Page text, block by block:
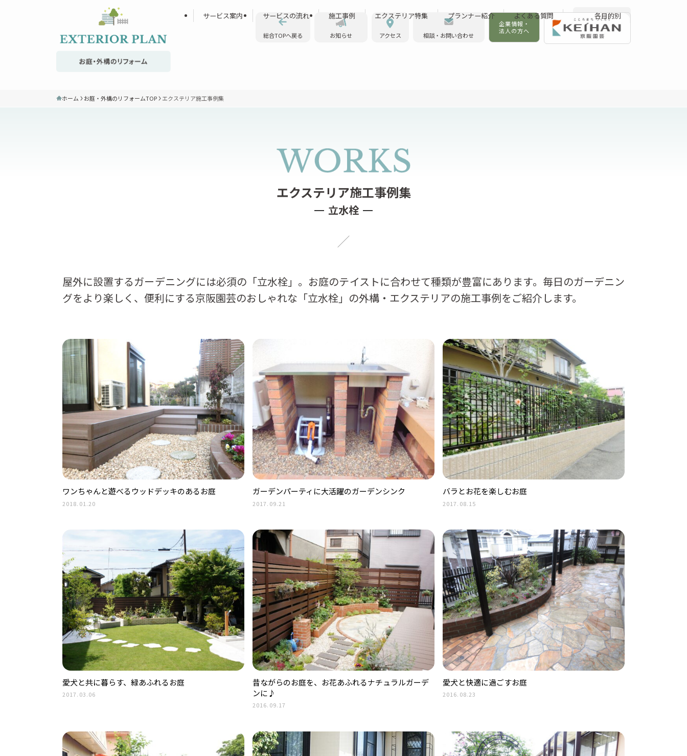
サービス案内 サービスの流れ 施工事例 エクステリア特集 プランナー紹介 よくある質問 各目的別
総合TOPへ戻る お知らせ アクセス 相談・お問い合わせ
企業情報・
法人の方へ
ホーム お庭・外構のリフォームTOP エクステリア施工事例集
立水栓
屋外に設置するガーデニングには必須の「立水栓」。お庭のテイストに合わせて種類が豊富にあります。毎日のガーデニン
グをより楽しく、便利にする京阪園芸のおしゃれな「立水栓」の外構・エクステリアの施工事例をご紹介します。
ワンちゃんと遊べるウッドデッキのあるお庭
2018.01.20
ガーデンパーティに大活躍のガーデンシンク
2017.09.21
バラとお花を楽しむお庭
2017.08.15
愛犬と共に暮らす、緑あふれるお庭
2017.03.06
昔ながらのお庭を、お花あふれるナチュラルガーデ
ンに♪
2016.09.17
愛犬と快適に過ごすお庭
2016.08.23